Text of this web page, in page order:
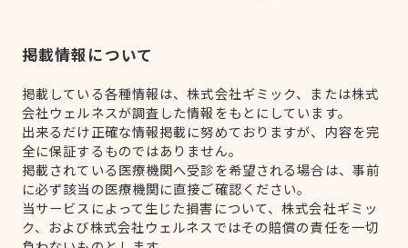
掲載情報について
掲載している各種情報は、株式会社ギミック、または株式
会社ウェルネスが調査した情報をもとにしています。
出来るだけ正確な情報掲載に努めておりますが、内容を完
全に保証するものではありません。
掲載されている医療機関へ受診を希望される場合は、事前
に必ず該当の医療機関に直接ご確認ください。
当サービスによって生じた損害について、株式会社ギミッ
ク、および株式会社ウェルネスではその賠償の責任を一切